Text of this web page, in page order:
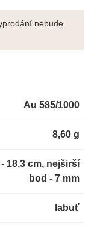
nebude
Au 585/1000
8,60 g
18,3 cm, nejširší
bod - 7 mm
labuť